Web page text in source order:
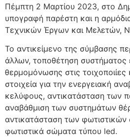
Πέμπτη 2 Μαρτίου 2023, στο
υπογραφή παρέστη και η
Τεχνικών Έργων και Μελετών,
Το αντικείμενο της σύμβασης
άλλων, τοποθέτηση συστήματος
θερμομόνωσης στις
στοιχεία για την ενεργειακή
κελύφους, αντικατάσταση των
αναβάθμιση των συστημάτων
αντικατάσταση των
φωτιστικά σώματα τύπου led.